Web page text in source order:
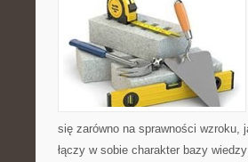
się zarówno na sprawności wzroku,
łączy w sobie charakter bazy